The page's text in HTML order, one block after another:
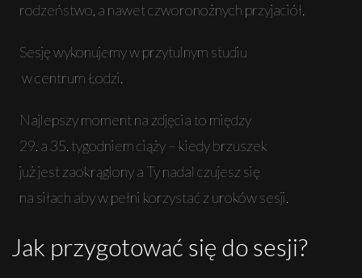
rodzeństwo, a nawet czworonożnych przyjaciół.
Sesję wykonujemy w przytulnym studiu
w centrum Łodzi.
Najlepszy moment na zdjęcia to między
29. a 35. tygodniem ciąży – kiedy brzuszek
już jest zaokrąglony a Ty nadal czujesz się
na siłach aby w pełni korzystać z uroków sesji.
Jak przygotować się do sesji?